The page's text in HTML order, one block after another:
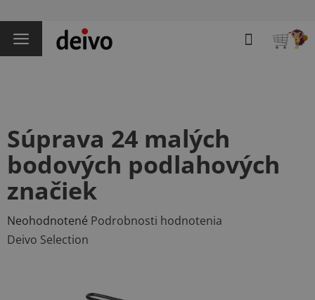
na
obsah
Hľadať
Súprava 24 malých
bodových podlahových
značiek
Priemerné
hodnotenie
Neohodnotené Podrobnosti hodnotenia
Deivo Selection